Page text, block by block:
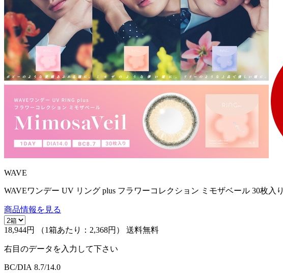
WAVE
WAVEワンデー UV リング plus フラワーコレクション ミモザベール 30枚入り
商品情報を見る
18,944円 （1箱あたり： 2,368円 ） 送料無料
右目のデータを入力して下さい
BC/DIA 8.7/14.0